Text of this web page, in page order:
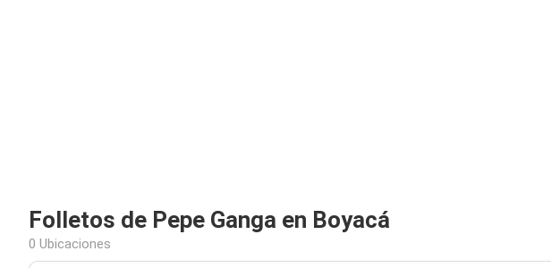
Folletos de Pepe Ganga en Boyacá
0 Ubicaciones